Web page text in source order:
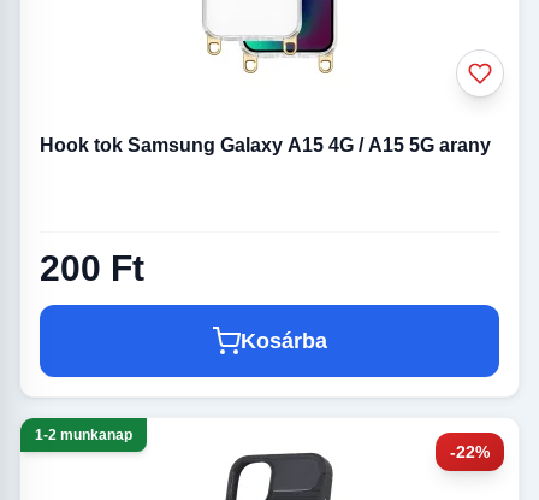
Hook tok Samsung Galaxy A15 4G / A15 5G arany
200 Ft
Kosárba
-22%
1-2 munkanap